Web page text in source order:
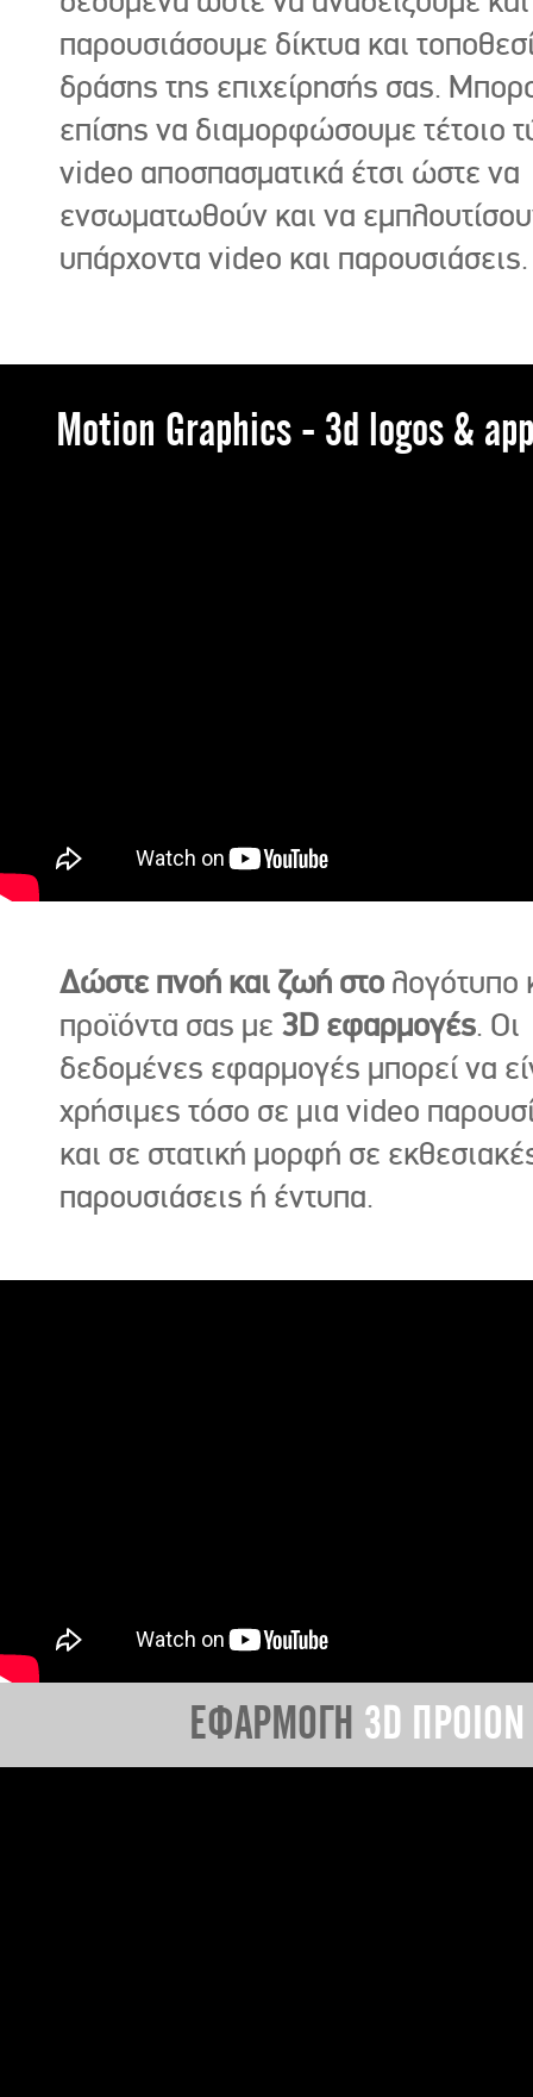
παρουσιάσουμε δίκτυα και
δράσης της επιχείρησής σας.
επίσης να διαμορφώσουμε τέτοιο
video αποσπασματικά έτσι ώστε να
ενσωματωθούν και να
υπάρχοντα video και παρουσιάσεις.
Motion Graphics - 3d logos &
Δώστε πνοή και ζωή στο λογότυπο
προϊόντα σας με 3D εφαρμογές. Οι
δεδομένες εφαρμογές μπορεί να
χρήσιμες τόσο σε μια video
και σε στατική μορφή σε
παρουσιάσεις ή έντυπα.
ΕΦΑΡΜΟΓΗ 3D ΠΡΟΙΟΝ